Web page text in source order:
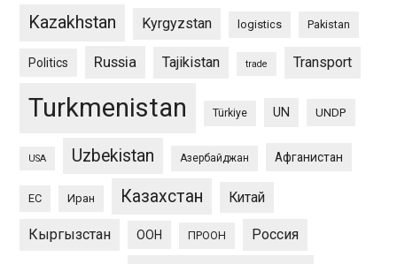
Kazakhstan Kyrgyzstan logistics Pakistan
Politics Russia Tajikistan trade Transport
Turkmenistan Türkiye UN UNDP
USA Uzbekistan Азербайджан Афганистан
ЕС Иран Казахстан Китай
Кыргызстан ООН ПРООН Россия